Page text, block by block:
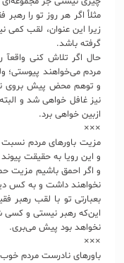
مثلأ اگر هر روز تو را
زیرا این عنوان، لقب
گرفته باشد.
حال اگر تلاش کنی
مردم می‌خواهند پیوستی؛
و توهم محض پیش بروی
نیز غافل خواهی شد و
ازبین خواهی برد.
×××
مزیت باورهای مردم نسبت
و این رویا به حقیقت پیوند
و اگر احمق باشیم مزیت
نخواهند داشت و به کس
بعبارتی تو با لقب رهبر
این‌که رهبر نیستی و کسی
نخواهد بود پیش می‌بری.
×××
باورهای نادرست مردم خوب